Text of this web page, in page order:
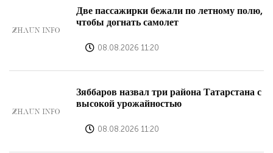
Две пассажирки бежали по летному полю,
чтобы догнать самолет
08.08.2026 11:20
Зяббаров назвал три района Татарстана с
высокой урожайностью
08.08.2026 11:20